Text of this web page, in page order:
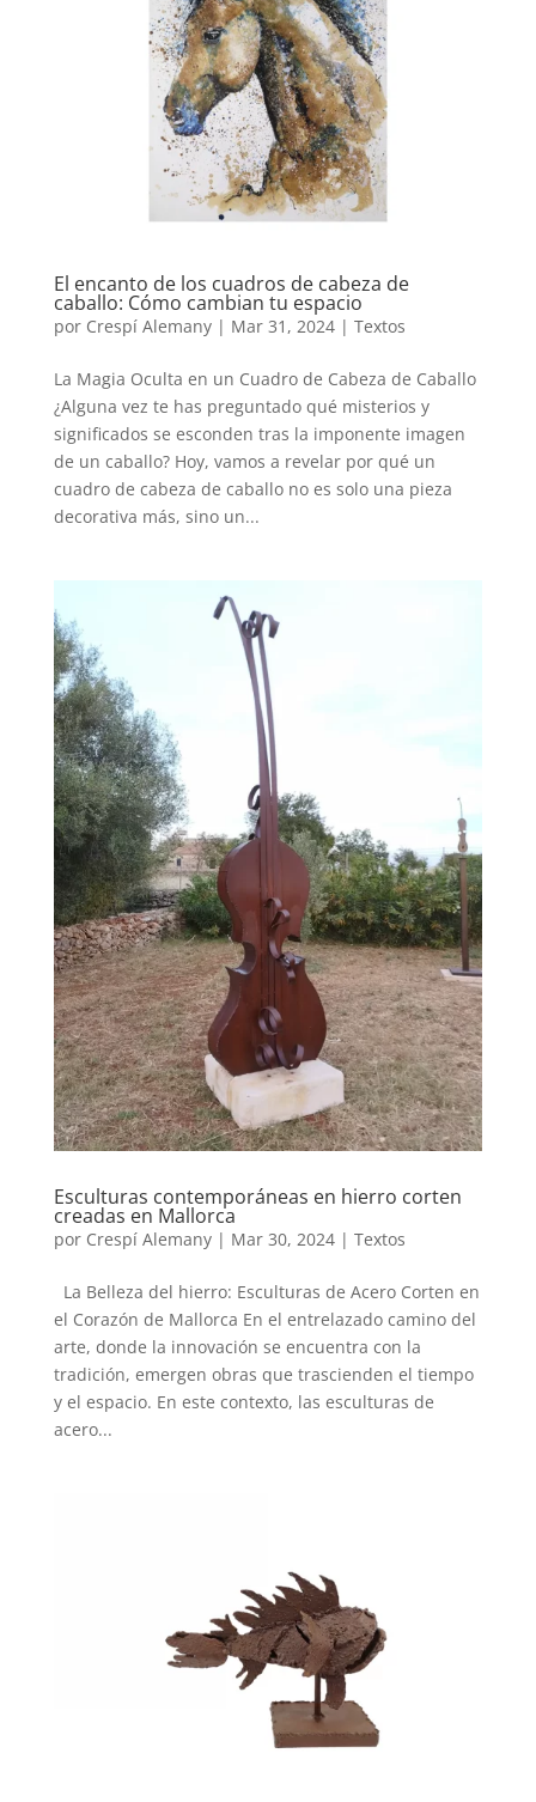
El encanto de los cuadros de cabeza de
caballo: Cómo cambian tu espacio
por Crespí Alemany| Mar 31, 2024| Textos
La Magia Oculta en un Cuadro de Cabeza de Caballo
¿Alguna vez te has preguntado qué misterios y
significados se esconden tras la imponente imagen
de un caballo? Hoy, vamos a revelar por qué un
cuadro de cabeza de caballo no es solo una pieza
decorativa más, sino un...
Esculturas contemporáneas en hierro corten
creadas en Mallorca
por Crespí Alemany| Mar 30, 2024| Textos
La Belleza del hierro: Esculturas de Acero Corten en
el Corazón de Mallorca En el entrelazado camino del
arte, donde la innovación se encuentra con la
tradición, emergen obras que trascienden el tiempo
y el espacio. En este contexto, las esculturas de
acero...